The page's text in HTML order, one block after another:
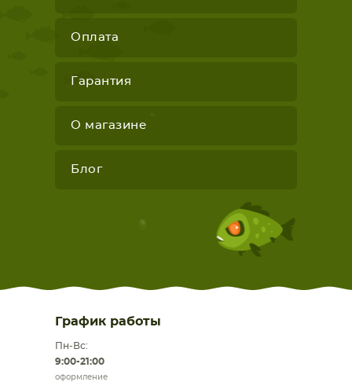
Оплата
Гарантия
О магазине
Блог
График работы
Пн-Вс:
9:00-21:00
оформление